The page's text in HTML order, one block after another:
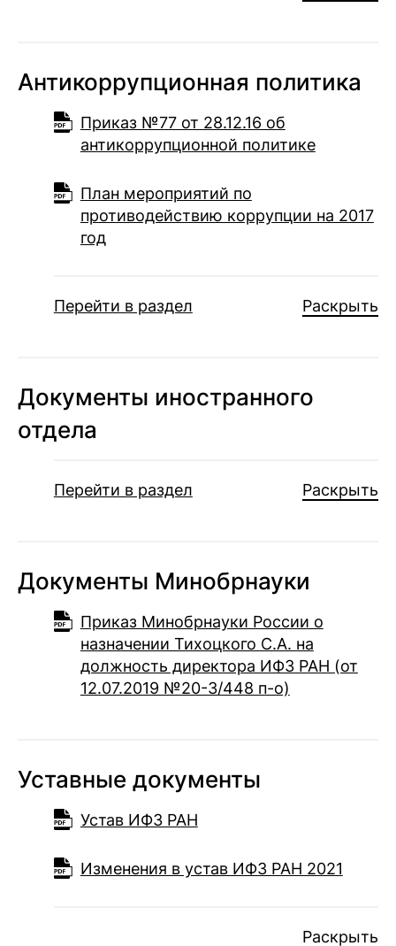
Антикоррупционная политика
Приказ №77 от 28.12.16 об
антикоррупционной политике
План мероприятий по
противодействию коррупции на 2017
год
Перейти в раздел Раскрыть
Документы иностранного
отдела
Перейти в раздел Раскрыть
Документы Минобрнауки
Приказ Минобрнауки России о
назначении Тихоцкого С.А. на
должность директора ИФЗ РАН (от
12.07.2019 №20-3/448 п-о)
Уставные документы
Устав ИФЗ РАН
Изменения в устав ИФЗ РАН 2021
Раскрыть